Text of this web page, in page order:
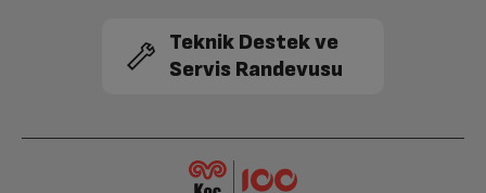
Teknik Destek ve
Servis Randevusu